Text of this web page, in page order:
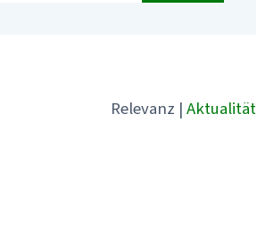
Relevanz | Aktualität